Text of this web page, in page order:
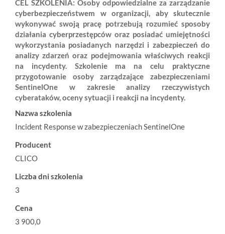
CEL SZKOLENIA: Osoby odpowiedzialne za zarządzanie
cyberbezpieczeństwem w organizacji, aby skutecznie
wykonywać swoją pracę potrzebują rozumieć sposoby
działania cyberprzestępców oraz posiadać umiejętności
wykorzystania posiadanych narzędzi i zabezpieczeń do
analizy zdarzeń oraz podejmowania właściwych reakcji
na incydenty. Szkolenie ma na celu praktyczne
przygotowanie osoby zarządzające zabezpieczeniami
SentinelOne w zakresie analizy rzeczywistych
cyberataków, oceny sytuacji i reakcji na incydenty.
Nazwa szkolenia
Incident Response w zabezpieczeniach SentinelOne
Producent
CLICO
Liczba dni szkolenia
3
Cena
3 900,0